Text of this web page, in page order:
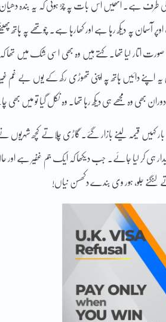
طرف ہے۔ انھیں اس بات پہ چڑ ہوئی کہ یہ بندہ دھیان
پہ دیکھ رہا ہے اور کھارہا ہے۔ چوتھے پہ ہاتھ
اتار لیا تھا۔ کہتے ہیں وہ بھی اسی شک میں تھا
اپنے دائیں ہاتھ پہ اپنی تھوڑی رکھ کے یوں بے غم
بھی وہ مجھے ہی دیکھ رہا تھا۔ وہ نکل گیا تو میں بھی
قیمہ لینے بازار گئے۔ گاڑی چلاتے کچھ شہریوں
ہی کر لیا جائے۔ جب دیکھا کہ ایک جم غفیر ہے
لنگنے جلو, ہور وی بندے دکھسن نیاں!